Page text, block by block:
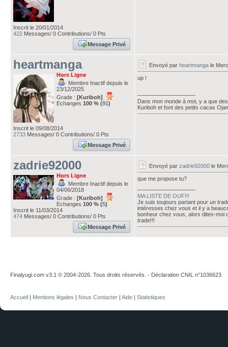
Inscrit le 20/01/2014
422 Messages/ 0 Contributions/ 0 Pts
Message Privé
heartmanga
Hors Ligne
Membre Inactif depuis le
23/12/2025
Grade : [Kuriboh]
Echanges 100 % (91)
Inscrit le 09/08/2014
2733 Messages/ 0 Contributions/ 0 Pts
Message Privé
Envoyé par heartmanga le
up !
Dans mon monde à moi, y a que
Kuriboh et font des petits cacas
zadrie92000
Hors Ligne
Membre Inactif depuis le
04/06/2018
Grade : [Kuriboh]
Echanges 100 % (5)
Inscrit le 11/03/2014
474 Messages/ 0 Contributions/ 0 Pts
Message Privé
Envoyé par zadrie92000 le
que me propose tu?
MA LISTE DE OUF!!!
Je suis toujours partant pour un
intéresses chez vous et il y a
bonheur chez vous, alors dites-moi
trade!!!
Finalyugi.com v3.1 © 2004-2026. Tous droits réservés. - Déclaration CNIL n°1036623
Accueil | Mentions légales | Nous Contacter | Aide | Statistiques